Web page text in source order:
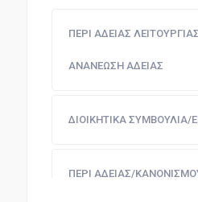
ΠΕΡΙ ΑΔΕΙΑΣ
ΑΝΑΝΕΩΣΗ ΑΔΕΙΑΣ
ΔΙΟΙΚΗΤΙΚΑ ΣΥΜΒΟΥΛΙΑ/
ΠΕΡΙ ΑΔΕΙΑΣ/